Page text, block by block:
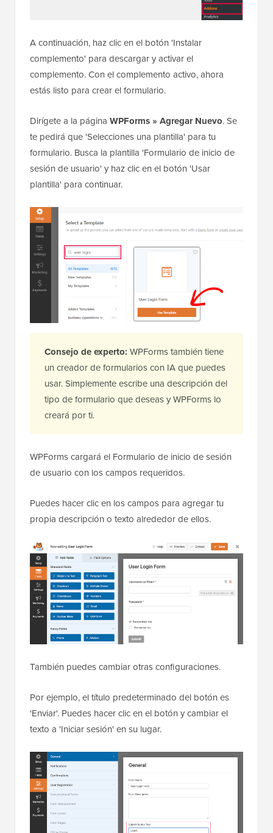
A continuación, haz clic en el botón 'Instalar
complemento' para descargar y activar el
complemento. Con el complemento activo, ahora
estás listo para crear el formulario.
Dirígete a la página WPForms » Agregar Nuevo. Se
te pedirá que 'Selecciones una plantilla' para tu
formulario. Busca la plantilla 'Formulario de inicio de
sesión de usuario' y haz clic en el botón 'Usar
plantilla' para continuar.
Consejo de experto: WPForms también tiene
un creador de formularios con IA que puedes
usar. Simplemente escribe una descripción del
tipo de formulario que deseas y WPForms lo
creará por ti.
WPForms cargará el Formulario de inicio de sesión
de usuario con los campos requeridos.
Puedes hacer clic en los campos para agregar tu
propia descripción o texto alrededor de ellos.
También puedes cambiar otras configuraciones.
Por ejemplo, el título predeterminado del botón es
'Enviar'. Puedes hacer clic en el botón y cambiar el
texto a 'Iniciar sesión' en su lugar.